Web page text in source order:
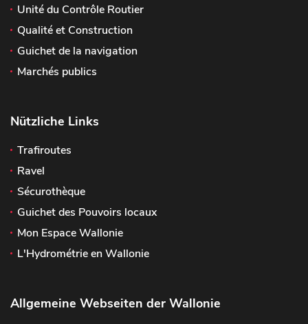
Unité du Contrôle Routier
Qualité et Construction
Guichet de la navigation
Marchés publics
Nützliche Links
Trafiroutes
Ravel
Sécurothèque
Guichet des Pouvoirs locaux
Mon Espace Wallonie
L'Hydrométrie en Wallonie
Allgemeine Webseiten der Wallonie